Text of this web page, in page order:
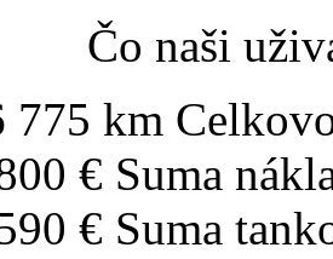
Čo naši
775 km
€ Suma
€ Suma